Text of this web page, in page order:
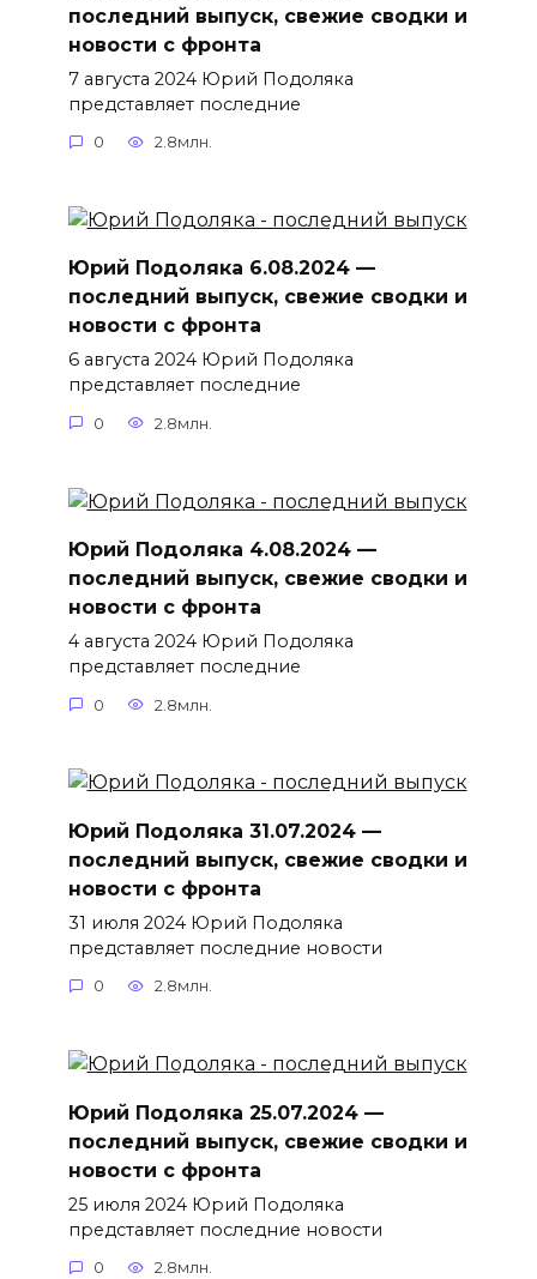
последний выпуск, свежие сводки и
новости с фронта
7 августа 2024 Юрий Подоляка
представляет последние
0 2.8млн.
Юрий Подоляка 6.08.2024 —
последний выпуск, свежие сводки и
новости с фронта
6 августа 2024 Юрий Подоляка
представляет последние
0 2.8млн.
Юрий Подоляка 4.08.2024 —
последний выпуск, свежие сводки и
новости с фронта
4 августа 2024 Юрий Подоляка
представляет последние
0 2.8млн.
Юрий Подоляка 31.07.2024 —
последний выпуск, свежие сводки и
новости с фронта
31 июля 2024 Юрий Подоляка
представляет последние новости
0 2.8млн.
Юрий Подоляка 25.07.2024 —
последний выпуск, свежие сводки и
новости с фронта
25 июля 2024 Юрий Подоляка
представляет последние новости
0 2.8млн.